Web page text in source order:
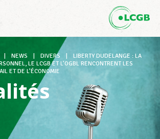
DE
syndicales
NEWS DIVERS
LIBERTY DUDELANGE : LA
LE LCGB ET L’OGBL RENCONTRENT LES
ET DE L’ÉCONOMIE